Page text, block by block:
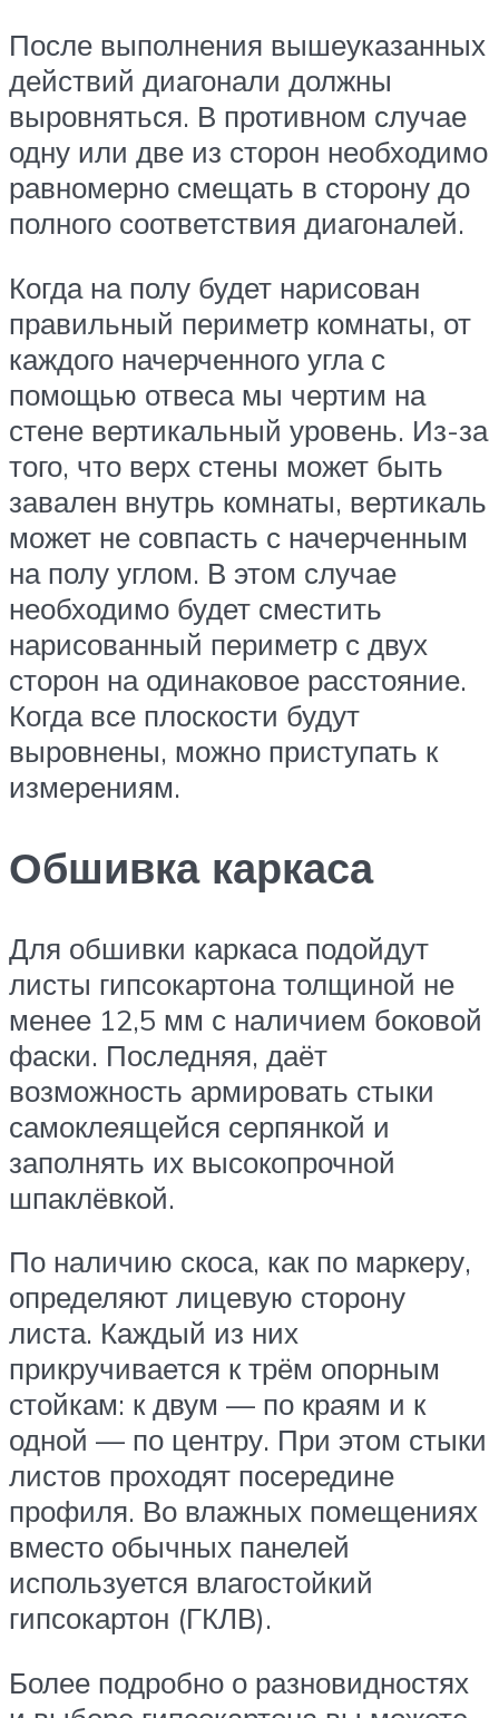
После выполнения вышеуказанных
действий диагонали должны
выровняться. В противном случае
одну или две из сторон необходимо
равномерно смещать в сторону до
полного соответствия диагоналей.
Когда на полу будет нарисован
правильный периметр комнаты, от
каждого начерченного угла с
помощью отвеса мы чертим на
стене вертикальный уровень. Из-за
того, что верх стены может быть
завален внутрь комнаты, вертикаль
может не совпасть с начерченным
на полу углом. В этом случае
необходимо будет сместить
нарисованный периметр с двух
сторон на одинаковое расстояние.
Когда все плоскости будут
выровнены, можно приступать к
измерениям.
Обшивка каркаса
Для обшивки каркаса подойдут
листы гипсокартона толщиной не
менее 12,5 мм с наличием боковой
фаски. Последняя, даёт
возможность армировать стыки
самоклеящейся серпянкой и
заполнять их высокопрочной
шпаклёвкой.
По наличию скоса, как по маркеру,
определяют лицевую сторону
листа. Каждый из них
прикручивается к трём опорным
стойкам: к двум — по краям и к
одной — по центру. При этом стыки
листов проходят посередине
профиля. Во влажных помещениях
вместо обычных панелей
используется влагостойкий
гипсокартон (ГКЛВ).
Более подробно о разновидностях